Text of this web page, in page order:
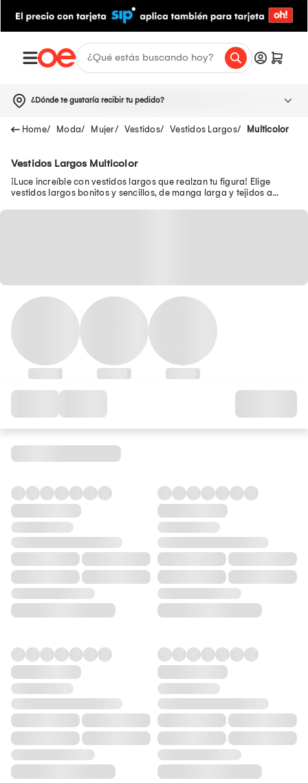
¿Dónde te gustaría recibir tu pedido?
Moda Mujer Vestidos Vestidos Largos Multicolor
Vestidos Largos Multicolor
¡Luce increíble con vestidos largos que realzan tu figura! Elige
vestidos largos bonitos y sencillos, de manga larga y tejidos a